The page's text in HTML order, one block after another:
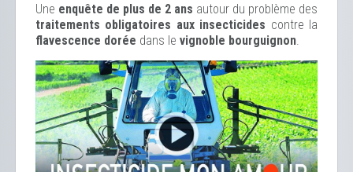
Une enquête de plus de 2 ans autour du problème des
traitements obligatoires aux insecticides contre la
flavescence dorée dans le vignoble bourguignon.